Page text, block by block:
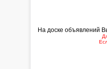
На доске объявлений